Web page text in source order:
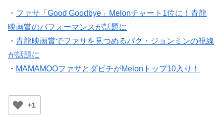
・ ファサ「Good Goodbye」Melonチャート1位に！青龍
映画賞のパフォーマンスが話題に
・ 青龍映画賞でファサを見つめるパク・ジョンミンの視線
が話題に
・ MAMAMOOファサとダビチがMelonトップ10入り！
+1